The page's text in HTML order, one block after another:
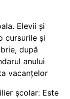
Elevii și
cursurile și
după
anului
vacanțelor
școlar: Este